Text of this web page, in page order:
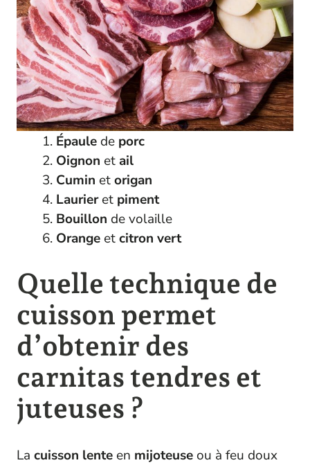
Épaule de porc
Oignon etail
Cumin etorigan
Laurieret piment
Bouillon de volaille
Orange etcitron vert
Quelle technique de
cuisson permet
d’obtenir des
carnitas tendres et
juteuses ?
La cuisson lente en mijoteuse ou à feu doux